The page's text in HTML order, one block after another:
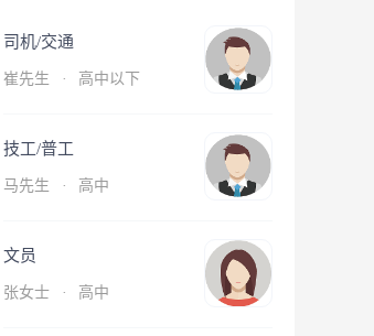
司机/交通
崔先生 · 高中以下
技工/普工
马先生 · 高中
文员
张女士 · 高中